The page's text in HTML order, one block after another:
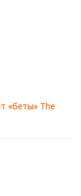
«беты» The